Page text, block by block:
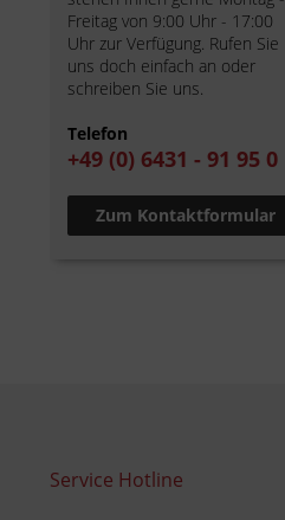
Freitag von 9:00 Uhr - 17:00
Uhr zur Verfügung. Rufen Sie
uns doch einfach an oder
schreiben Sie uns.
Telefon
+49 (0) 6431 - 91 95 0
Zum Kontaktformular
Service Hotline